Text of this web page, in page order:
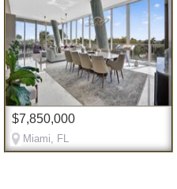
$7,850,000
Miami, FL